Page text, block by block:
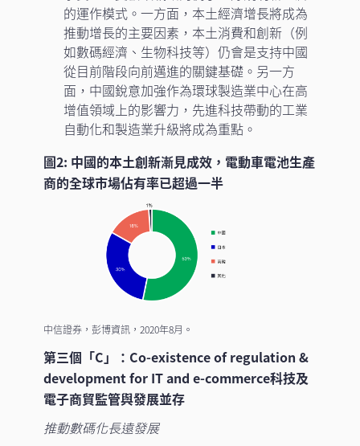
的運作模式。一方面，本土經濟增長將成為
推動增長的主要因素，本土消費和創新（例
如數碼經濟、生物科技等）仍會是支持中國
從目前階段向前邁進的關鍵基礎。另一方
面，中國銳意加強作為環球製造業中心在高
增值領域上的影響力，先進科技帶動的工業
自動化和製造業升級將成為重點。
圖2: 中國的本土創新漸見成效，電動車電池生產
商的全球市場佔有率已超過一半
中信證券，彭博資訊，2020年8月。
第三個「C」：Co-existence of regulation &
development for IT and e-commerce科技及
電子商貿監管與發展並存
推動數碼化長遠發展